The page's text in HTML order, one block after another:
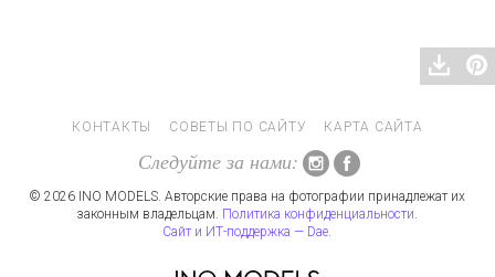
КОНТАКТЫ СОВЕТЫ ПО САЙТУ КАРТА САЙТА
Следуйте за нами:
© 2026 INO MODELS. Авторские права на фотографии принадлежат их
законным владельцам. Политика конфиденциальности.
Сайт и ИТ-поддержка — Dae.